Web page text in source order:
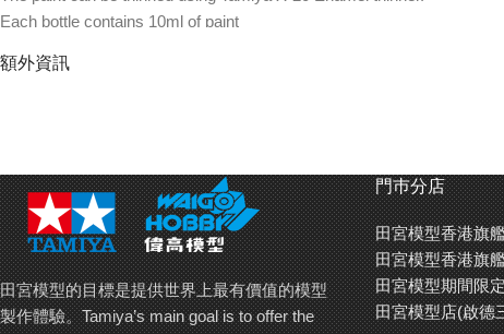
Each bottle contains 10ml of paint
以噴槍上色時請使用以下稀釋劑稀釋：80020,80030,80040
X系列顏料為亮光顏料，XF系列顏料為消光顏料
如需稀釋請用田宮X-20琺瑯油漆專用稀釋劑
每瓶包含10毫升油漆
如以噴槍上色，請以10油漆:2稀釋劑的比例稀釋琺瑯油漆以達到最佳
額外資訊
田宮模型的目標是提供世界上最有價值的模型
製作體驗。Tamiya’s main goal is to offer the
門巿分店
田宮模型香港旗
田宮模型香港旗
田宮模型期間限
田宮模型店(啟德